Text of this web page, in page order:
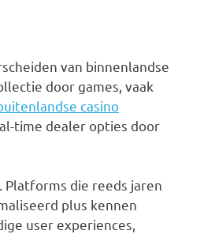
van binnenlandse
door games, vaak
casino
time dealer opties door
die reeds jaren
plus kennen
user experiences,